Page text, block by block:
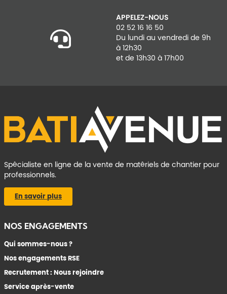
APPELEZ-NOUS
02 52 16 16 50
Du lundi au vendredi de 9h
à 12h30
et de 13h30 à 17h00
Spécialiste en ligne de la vente de matériels de chantier pour
professionnels.
En savoir plus
NOS ENGAGEMENTS
Qui sommes-nous ?
Nos engagements RSE
Recrutement : Nous rejoindre
Service après-vente